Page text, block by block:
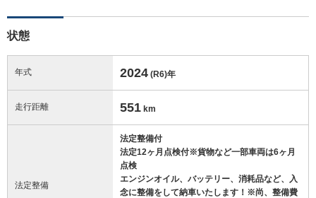
状態
年式 2024 (R6)年
走行距離 551 km
法定整備
法定整備付
法定12ヶ月点検付※貨物など一部車両は6ヶ月
点検
エンジンオイル、バッテリー、消耗品など、入
念に整備をして納車いたします！※尚、整備費